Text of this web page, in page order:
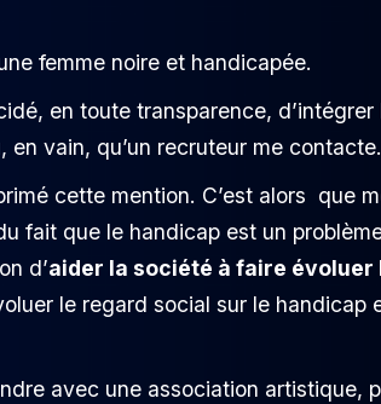
femme noire et handicapée.
en toute transparence,
en vain, qu’un recruteur me contacte.
cette mention. C’est alors que
fait que le handicap est un
d’aider la société à faire évoluer
le regard social sur le handicap
avec une association artistique,